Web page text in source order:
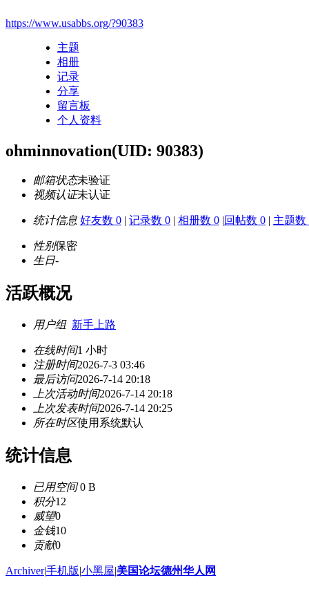
https://www.usabbs.org/?90383
主题
相册
记录
分享
留言板
个人资料
ohminnovation(UID: 90383)
邮箱状态未验证
视频认证未认证
统计信息 好友数 0 | 记录数 0 | 相册数 0 |回帖数 0 | 主题数
性别保密
生日-
活跃概况
用户组 新手上路
在线时间1 小时
注册时间2026-7-3 03:46
最后访问2026-7-14 20:18
上次活动时间2026-7-14 20:18
上次发表时间2026-7-14 20:25
所在时区使用系统默认
统计信息
已用空间0 B
积分12
威望0
金钱10
贡献0
Archiver|手机版|小黑屋|美国论坛德州华人网